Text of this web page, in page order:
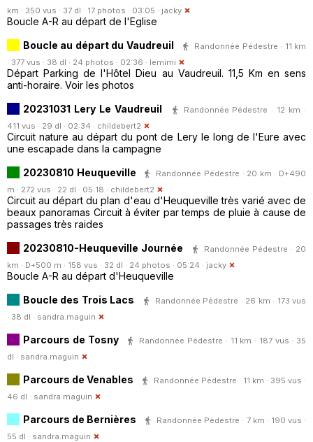
km · 350 vus · 37 dl · 17 photos · 03:05 · jacky
Boucle A-R au départ de l'Eglise
Boucle au départ du Vaudreuil
Randonnée Pédestre · 11 km
· 377 vus · 38 dl · 24 photos · 02:36 · lemimi
Départ Parking de l'Hôtel Dieu au Vaudreuil. 11,5 Km en sens
anti-horaire. Voir les photos
20231031 Lery Le Vaudreuil
Randonnée Pédestre · 12 km ·
411 vus · 29 dl · 02:34 · childebert2
Circuit nature au départ du pont de Lery le long de l'Eure avec
une escapade dans la campagne
20230810 Heuqueville
Randonnée Pédestre · 20 km · D+490
m · 272 vus · 22 dl · 05:18 · childebert2
Circuit au départ du plan d'eau d'Heuqueville très varié avec de
beaux panoramas Circuit à éviter par temps de pluie à cause de
passages très raides
20230810-Heuqueville Journée
Randonnée Pédestre · 20
km · D+500 m · 158 vus · 32 dl · 24 photos · 05:24 · jacky
Boucle A-R au départ d'Heuqueville
Boucle des Trois Lacs
Randonnée Pédestre · 26 km · 173 vus
· 38 dl · sandra.maguin
Parcours de Tosny
Randonnée Pédestre · 11 km · 187 vus · 35
dl · sandra.maguin
Parcours de Venables
Randonnée Pédestre · 11 km · 395 vus ·
46 dl · sandra.maguin
Parcours de Bernières
Randonnée Pédestre · 7 km · 190 vus ·
55 dl · sandra.maguin